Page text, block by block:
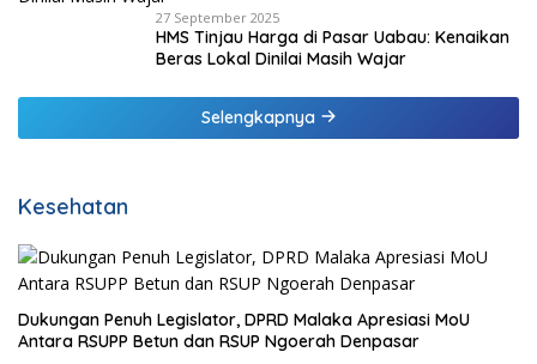
27 September 2025
HMS Tinjau Harga di Pasar Uabau: Kenaikan
Beras Lokal Dinilai Masih Wajar
Selengkapnya
Kesehatan
Dukungan Penuh Legislator, DPRD Malaka Apresiasi MoU
Antara RSUPP Betun dan RSUP Ngoerah Denpasar